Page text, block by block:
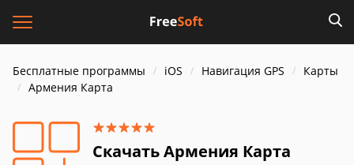
Бесплатные программы iOS Навигация GPS
Карты
Армения Карта
Скачать Армения Карта